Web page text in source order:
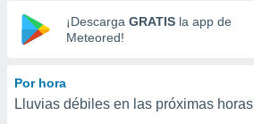
y
digital
basada
¡Descarga GRATIS la app de
Meteored!
Por hora
Lluvias débiles en las próximas horas